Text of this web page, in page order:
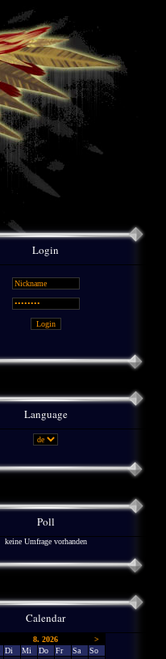
Login
Language
Poll
keine Umfrage vorhanden
Calendar
8. 2026
>
Di Mi Do Fr Sa
So